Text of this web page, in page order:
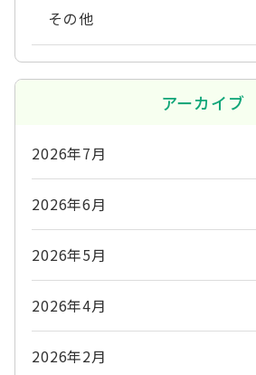
その他
アーカイブ
2026年7月
2026年6月
2026年5月
2026年4月
2026年2月